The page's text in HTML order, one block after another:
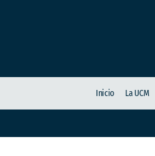
Inicio La UCM